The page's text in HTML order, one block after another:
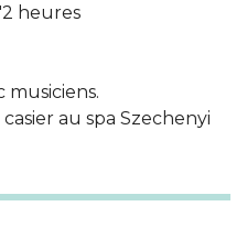
heures
au spa Szechenyi